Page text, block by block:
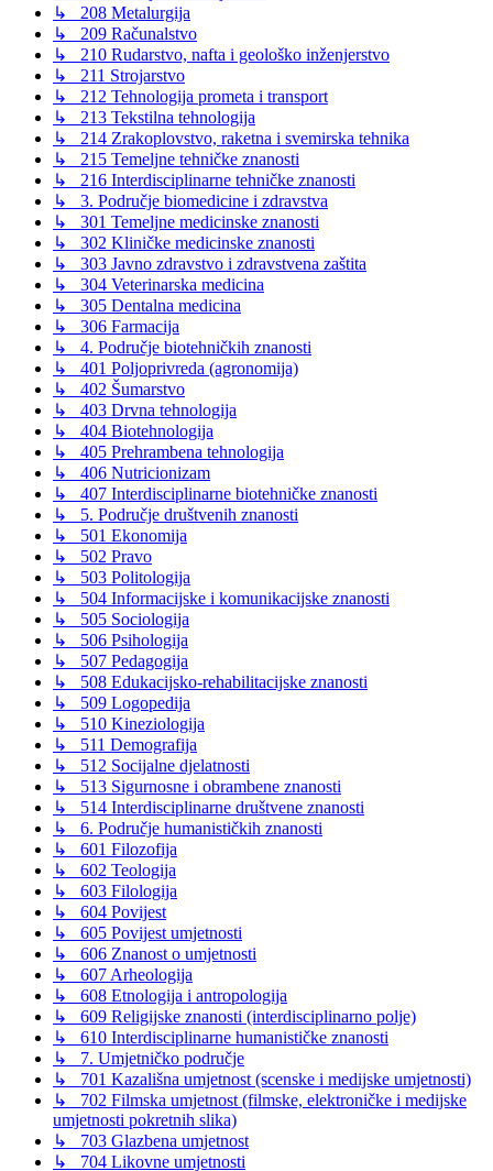
↳ 208 Metalurgija
↳ 209 Računalstvo
↳ 210 Rudarstvo, nafta i geološko inženjerstvo
↳ 211 Strojarstvo
↳ 212 Tehnologija prometa i transport
↳ 213 Tekstilna tehnologija
↳ 214 Zrakoplovstvo, raketna i svemirska tehnika
↳ 215 Temeljne tehničke znanosti
↳ 216 Interdisciplinarne tehničke znanosti
↳ 3. Područje biomedicine i zdravstva
↳ 301 Temeljne medicinske znanosti
↳ 302 Kliničke medicinske znanosti
↳ 303 Javno zdravstvo i zdravstvena zaštita
↳ 304 Veterinarska medicina
↳ 305 Dentalna medicina
↳ 306 Farmacija
↳ 4. Područje biotehničkih znanosti
↳ 401 Poljoprivreda (agronomija)
↳ 402 Šumarstvo
↳ 403 Drvna tehnologija
↳ 404 Biotehnologija
↳ 405 Prehrambena tehnologija
↳ 406 Nutricionizam
↳ 407 Interdisciplinarne biotehničke znanosti
↳ 5. Područje društvenih znanosti
↳ 501 Ekonomija
↳ 502 Pravo
↳ 503 Politologija
↳ 504 Informacijske i komunikacijske znanosti
↳ 505 Sociologija
↳ 506 Psihologija
↳ 507 Pedagogija
↳ 508 Edukacijsko-rehabilitacijske znanosti
↳ 509 Logopedija
↳ 510 Kineziologija
↳ 511 Demografija
↳ 512 Socijalne djelatnosti
↳ 513 Sigurnosne i obrambene znanosti
↳ 514 Interdisciplinarne društvene znanosti
↳ 6. Područje humanističkih znanosti
↳ 601 Filozofija
↳ 602 Teologija
↳ 603 Filologija
↳ 604 Povijest
↳ 605 Povijest umjetnosti
↳ 606 Znanost o umjetnosti
↳ 607 Arheologija
↳ 608 Etnologija i antropologija
↳ 609 Religijske znanosti (interdisciplinarno polje)
↳ 610 Interdisciplinarne humanističke znanosti
↳ 7. Umjetničko područje
↳ 701 Kazališna umjetnost (scenske i medijske umjetnosti)
↳ 702 Filmska umjetnost (filmske, elektroničke i medijske
umjetnosti pokretnih slika)
↳ 703 Glazbena umjetnost
↳ 704 Likovne umjetnosti